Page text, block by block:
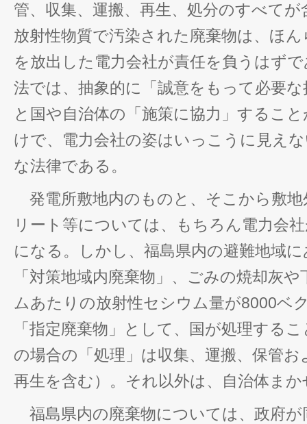
管、収集、運搬、再生、処分のすべて
放射性物質で汚染された廃棄物は、ほ
を放出した電力会社が責任を負うはず
法では、抽象的に「誠意をもって必要
と国や自治体の「施策に協力」するこ
けで、電力会社の姿はいっこうに見え
な法律である。
発電所敷地内のものと、そこから敷
リート等については、もちろん電力会
になる。しかし、福島県内の避難地域
「対策地域内廃棄物」、ごみの焼却灰
ムあたりの放射性セシウム量が8000ベ
「指定廃棄物」として、国が処理する
の場合の「処理」は収集、運搬、保管
再生を含む）。それ以外は、自治体まか
福島県内の廃棄物については、政府が